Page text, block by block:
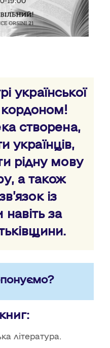
української
кордоном!
створена,
українців,
рідну мову
а також
із
за
література.